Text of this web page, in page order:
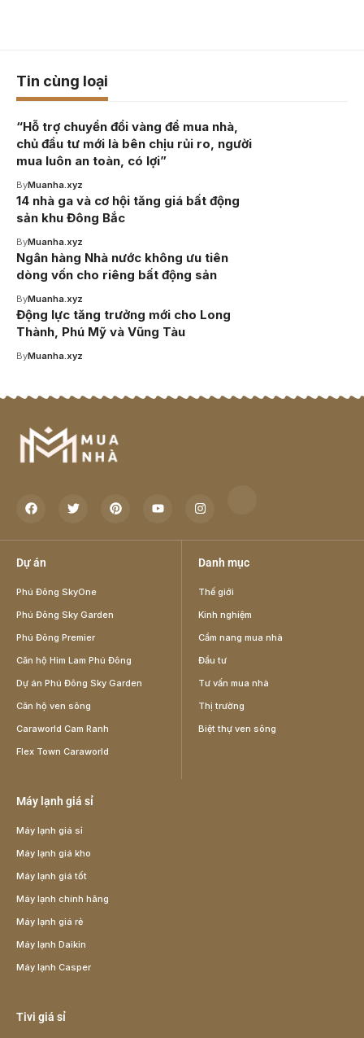
Tin cùng loại
“Hỗ trợ chuyển đổi vàng để mua nhà,
chủ đầu tư mới là bên chịu rủi ro, người
mua luôn an toàn, có lợi”
ByMuanha.xyz
14 nhà ga và cơ hội tăng giá bất động
sản khu Đông Bắc
ByMuanha.xyz
Ngân hàng Nhà nước không ưu tiên
dòng vốn cho riêng bất động sản
ByMuanha.xyz
Động lực tăng trưởng mới cho Long
Thành, Phú Mỹ và Vũng Tàu
ByMuanha.xyz
Dự án
Phú Đông SkyOne
Phú Đông Sky Garden
Phú Đông Premier
Căn hộ Him Lam Phú Đông
Dự án Phú Đông Sky Garden
Căn hộ ven sông
Caraworld Cam Ranh
Flex Town Caraworld
Danh mục
Thế giới
Kinh nghiệm
Cẩm nang mua nhà
Đầu tư
Tư vấn mua nhà
Thị trường
Biệt thự ven sông
Máy lạnh giá sỉ
Máy lạnh giá sỉ
Máy lạnh giá kho
Máy lạnh giá tốt
Máy lạnh chính hãng
Máy lạnh giá rẻ
Máy lạnh Daikin
Máy lạnh Casper
Tivi giá sỉ